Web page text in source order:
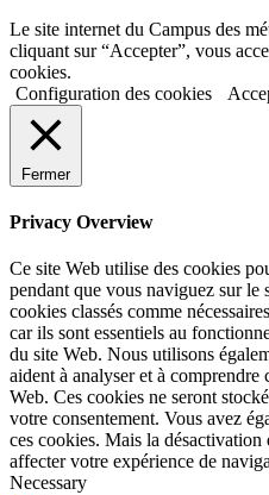
Le site internet du Campus des
cliquant sur “Accepter”, vous
cookies.
Configuration des cookies
Fermer
Privacy Overview
Ce site Web utilise des cookies
pendant que vous naviguez sur le
cookies classés comme
car ils sont essentiels au
du site Web. Nous utilisons
aident à analyser et à
Web. Ces cookies ne seront
votre consentement. Vous avez
ces cookies. Mais la désactivation
affecter votre expérience de
Necessary